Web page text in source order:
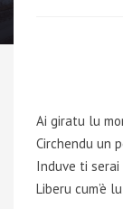
Ai giratu lu
Circhendu un
Induve ti
Liberu cum’è